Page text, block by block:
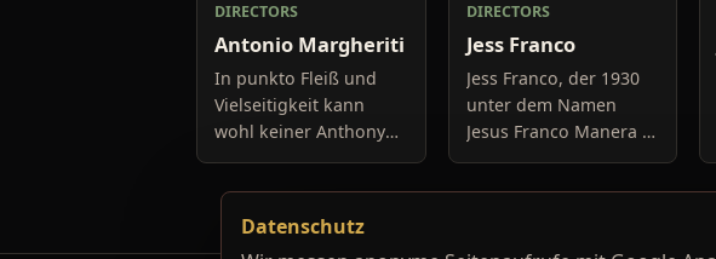
DIRECTORS
Antonio Margheriti
In punkto Fleiß und
Vielseitigkeit kann
wohl keiner Anthony
Dawson mit seinen
Filmgeschäft etwas
DIRECTORS
Jess Franco
Jess Franco, der 1930
unter dem Namen
Jesus Franco Manera in
Madrid geboren wurde
Datenschutz